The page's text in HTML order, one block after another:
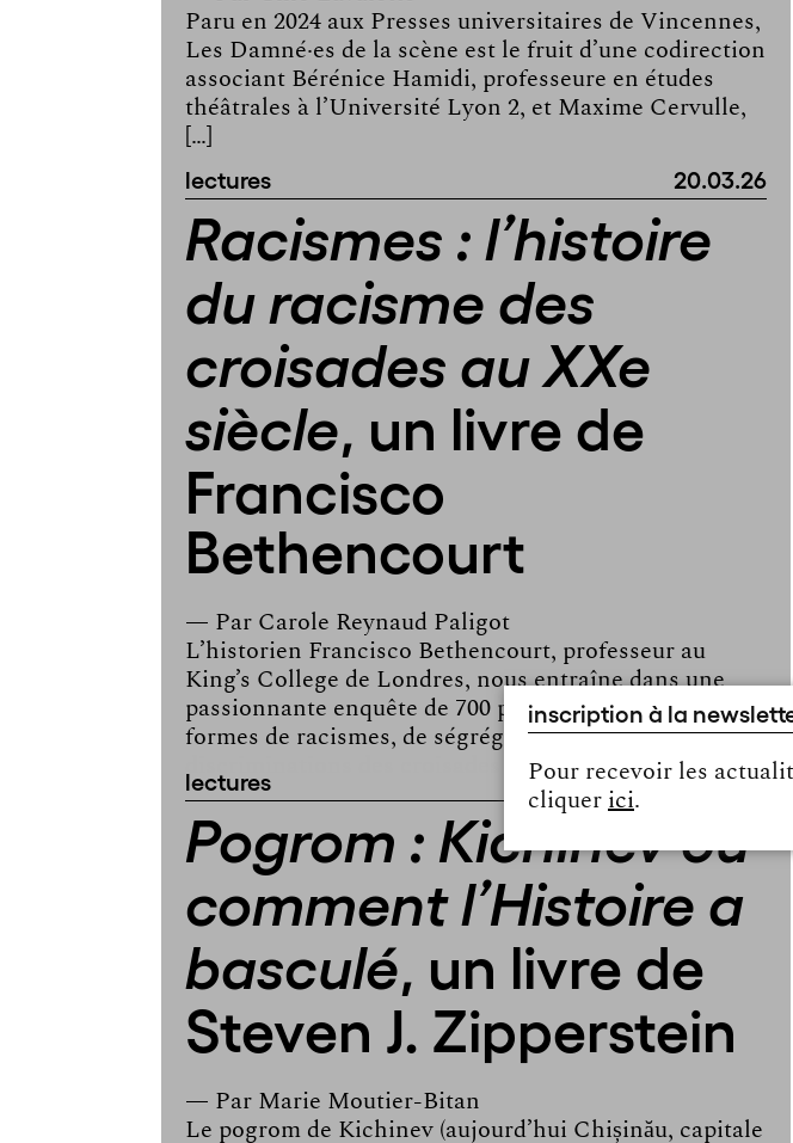
Paru en 2024 aux Presses universitaires de Vincennes,
Les Damné·es de la scène est le fruit d’une codirection
associant Bérénice Hamidi, professeure en études
théâtrales à l’Université Lyon 2, et Maxime Cervulle,
[…]
lectures 20.03.26
Racismes : l’histoire
du racisme des
croisades au XXe
siècle, un livre de
Francisco
Bethencourt
— Par Carole Reynaud Paligot
L’historien Francisco Bethencourt, professeur au
King’s College de Londres, nous entraîne dans une
passionnante enquête de 700 pages sur les différentes
formes de racismes, de ségrégations et de
discriminations des croisades au […]
lectures 06.03.26
Pogrom : Kichinev ou
comment l’Histoire a
basculé, un livre de
Steven J. Zipperstein
— Par Marie Moutier-Bitan
Le pogrom de Kichinev (aujourd’hui Chișinău, capitale
inscription à la
Pour recevoir les
cliquer ici.